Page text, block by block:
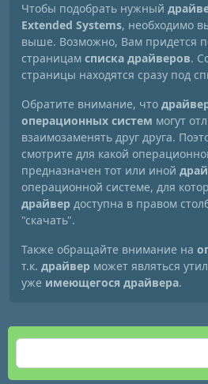
Чтобы подобрать нужный
Extended Systems, необходимо
выше. Возможно, Вам придется
страницам списка драйверов.
страницы находятся сразу под
Обратите внимание, что
операционных систем могут
взаимозаменять друг друга.
смотрите для какой
предназначен тот или иной
операционной системе, для
драйвер доступна в правом
"скачать".
Также обращайте внимание на
т.к. драйвер может являться
уже имеющегося драйвера.